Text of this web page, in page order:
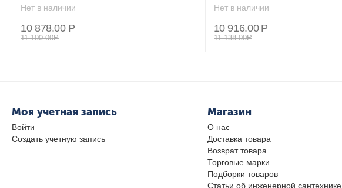
Нет в наличии
10 878.00 Р
11 100.00Р
Нет в наличии
10 916.00 Р
11 138.00Р
Моя учетная запись
Войти
Создать учетную запись
Магазин
О нас
Доставка товара
Возврат товара
Торговые марки
Подборки товаров
Статьи об инженерной сантехнике